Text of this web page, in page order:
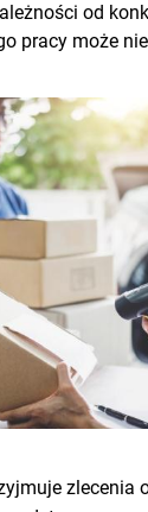
od
pracy może
zlecenia